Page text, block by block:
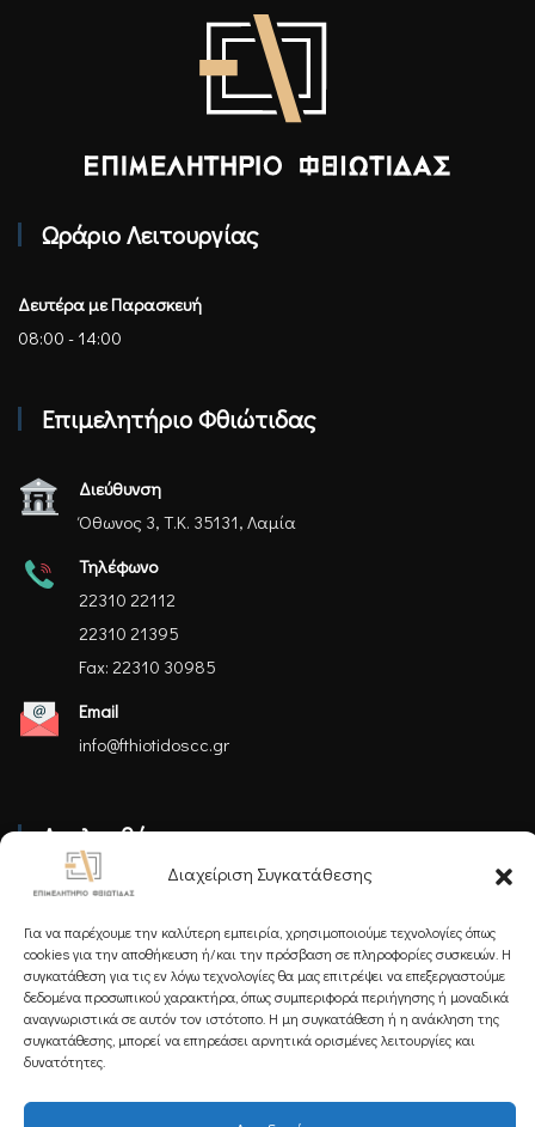
Διαχείριση Συγκατάθεσης
Για να παρέχουμε την καλύτερη εμπειρία, χρησιμοποιούμε τεχνολογίες όπως
cookies για την αποθήκευση ή/και την πρόσβαση σε πληροφορίες συσκευών. Η
συγκατάθεση για τις εν λόγω τεχνολογίες θα μας επιτρέψει να επεξεργαστούμε
δεδομένα προσωπικού χαρακτήρα, όπως συμπεριφορά περιήγησης ή μοναδικά
αναγνωριστικά σε αυτόν τον ιστότοπο. Η μη συγκατάθεση ή η ανάκληση της
συγκατάθεσης, μπορεί να επηρεάσει αρνητικά ορισμένες λειτουργίες και
δυνατότητες.
Ωράριο Λειτουργίας
Δευτέρα με Παρασκευή
08:00 - 14:00
Επιμελητήριο Φθιώτιδας
Διεύθυνση
Όθωνος 3, Τ.Κ. 35131, Λαμία
Τηλέφωνο
22310 22112
22310 21395
Fax: 22310 30985
Email
info@fthiotidoscc.gr
Ακολουθήστε μας
Εγγραφείτε στο Newsletter μας